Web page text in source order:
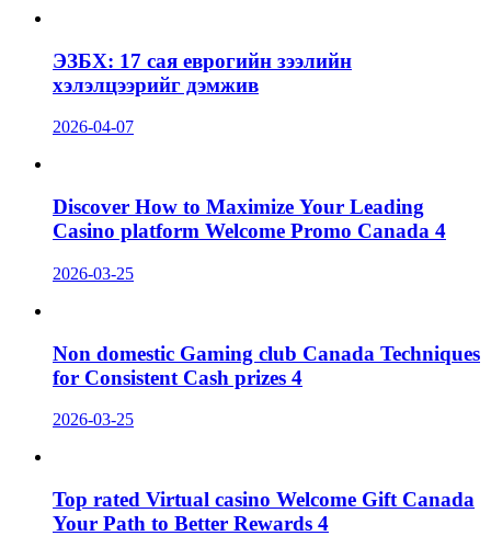
ЭЗБХ: 17 сая еврогийн зээлийн
хэлэлцээрийг дэмжив
2026-04-07
Discover How to Maximize Your Leading
Casino platform Welcome Promo Canada 4
2026-03-25
Non domestic Gaming club Canada Techniques
for Consistent Cash prizes 4
2026-03-25
Top rated Virtual casino Welcome Gift Canada
Your Path to Better Rewards 4